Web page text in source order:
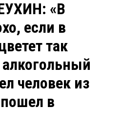
Рейтинги
Блоги
Архив
«В
если в
так
человек из
в